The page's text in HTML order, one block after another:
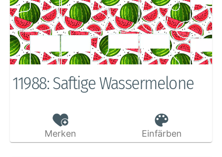
11988: Saftige Wassermelone
Merken Einfärben